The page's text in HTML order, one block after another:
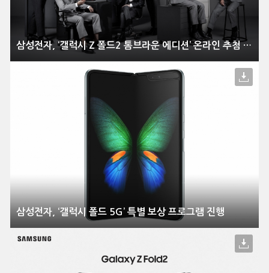
삼성전자, ‘갤럭시 Z 폴드2 톰브라운 에디션’ 온라인 추첨 방식으로 한정 판매
삼성전자, ‘갤럭시 폴드 5G’ 특별 보상 프로그램 진행